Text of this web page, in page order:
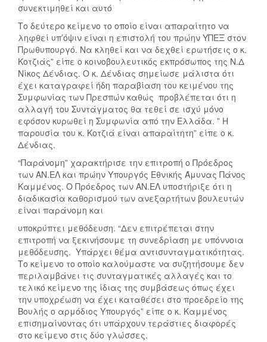
συνεκτιμηθεί και αυτό
Το δεύτερο κείμενο το οποίο είναι απαραίτητο να
ληφθεί υπ’όψιν είναι η επιστολή του πρώην ΥΠΕΞ στον
Πρωθυπουργό. Να κληθεί και να δεχθεί ερωτήσεις ο κ.
Κοτζιάς” είπε ο κοινοβουλευτικός εκπρόσωπος της Ν.Δ
Νίκος Δένδιας. Ο κ. Δένδιας σημείωσε μάλιστα ότι
έχει καταγραφεί ήδη παραβίαση του κειμένου της
Συμφωνίας των Πρεσπών καθώς προβλέπεται ότι η
αλλαγή του Συντάγματος θα τεθεί σε ισχύ μόνο
εφόσον κυρωθεί η Συμφωνία από την Ελλάδα. ” Η
παρουσία του κ. Κοτζιά είναι απαραίτητη” είπε ο κ.
Δένδιας.
“Παράνομη” χαρακτήρισε την επιτροπή ο Πρόεδρος
των ΑΝ.ΕΛ και πρώην Υπουργός Εθνικής Άμυνας Πάνος
Καμμένος. Ο Πρόεδρος των ΑΝ.ΕΛ υποστήριξε ότι η
διαδικασία καθορισμού των ανεξαρτήτων βουλευτών
είναι παράνομη και
υποκρύπτει μεθόδευση. “Δεν επιτρέπεται στην
επιτροπή να ξεκινήσουμε τη συνεδρίαση με υπόννοια
μεθόδευσης. Υπάρχει θέμα αντισυνταγματικότητας.
Το κείμενο το οποίο καλούμαστε να συζητήσουμε δεν
περιλαμβάνει τις συνταγματικές αλλαγές και το
τελικό κείμενο της ίδιας της συμβάσεως όπως έχει
την υποχρέωση να έχει καταθέσει στο προεδρείο της
Βουλής ο αρμόδιος Υπουργός” είπε ο κ. Καμμένος
επισημαίνοντας ότι υπάρχουν τεράστιες διαφορές
στο κείμενο στις δύο γλώσσες.